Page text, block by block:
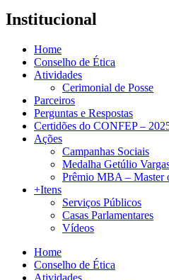
Institucional
Home
Conselho de Ética
Atividades
Cerimonial de Posse
Parceiros
Perguntas e Respostas
Certidões do CONFEP –
Ações
Campanhas Sociais
Medalha Getúlio
Prêmio MBA – Master
+Itens
Serviços Públicos
Casas Parlamentares
Vídeos
Home
Conselho de Ética
Atividades